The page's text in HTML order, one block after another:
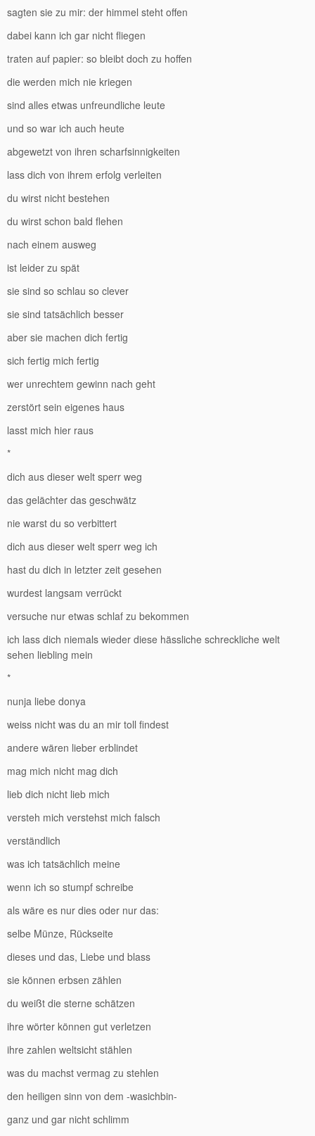
sagten sie zu mir: der himmel steht offen
dabei kann ich gar nicht fliegen
traten auf papier: so bleibt doch zu hoffen
die werden mich nie kriegen
sind alles etwas unfreundliche leute
und so war ich auch heute
abgewetzt von ihren scharfsinnigkeiten
lass dich von ihrem erfolg verleiten
du wirst nicht bestehen
du wirst schon bald flehen
nach einem ausweg
ist leider zu spät
sie sind so schlau so clever
sie sind tatsächlich besser
aber sie machen dich fertig
sich fertig mich fertig
wer unrechtem gewinn nach geht
zerstört sein eigenes haus
lasst mich hier raus
*
dich aus dieser welt sperr weg
das gelächter das geschwätz
nie warst du so verbittert
dich aus dieser welt sperr weg ich
hast du dich in letzter zeit gesehen
wurdest langsam verrückt
versuche nur etwas schlaf zu bekommen
ich lass dich niemals wieder diese hässliche schreckliche welt
sehen liebling mein
*
nunja liebe donya
weiss nicht was du an mir toll findest
andere wären lieber erblindet
mag mich nicht mag dich
lieb dich nicht lieb mich
versteh mich verstehst mich falsch
verständlich
was ich tatsächlich meine
wenn ich so stumpf schreibe
als wäre es nur dies oder nur das:
selbe Münze, Rückseite
dieses und das, Liebe und blass
sie können erbsen zählen
du weißt die sterne schätzen
ihre wörter können gut verletzen
ihre zahlen weltsicht stählen
was du machst vermag zu stehlen
den heiligen sinn von dem -wasichbin-
ganz und gar nicht schlimm